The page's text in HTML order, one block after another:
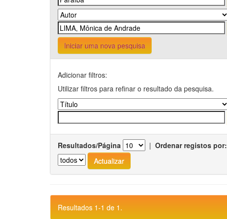
Iniciar uma nova pesquisa
Adicionar filtros:
Utilizar filtros para refinar o resultado da pesquisa.
Resultados/Página | Ordenar registos por:
Resultados 1-1 de 1.